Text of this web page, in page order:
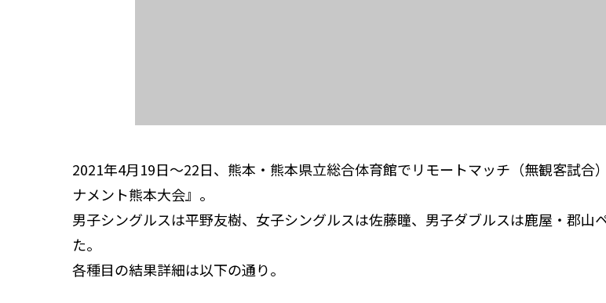
2021年4月19日～22日、熊本・熊本県立総合体育館でリモートマッチ（無観客試
ナメント熊本大会』。
男子シングルスは平野友樹、女子シングルスは佐藤瞳、男子ダブルスは鹿屋・郡
た。
各種目の結果詳細は以下の通り。